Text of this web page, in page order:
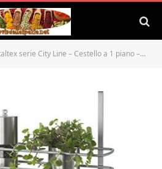
serie City Line – Cestello a 1 piano – (350714)